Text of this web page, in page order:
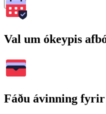
Leita
Val um ókeypis
Fáðu ávinning